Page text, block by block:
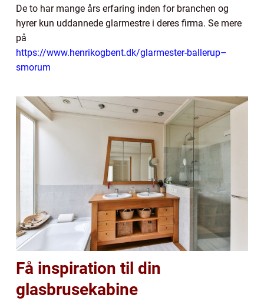
De to har mange års erfaring inden for branchen og
hyrer kun uddannede glarmestre i deres firma. Se mere
på
https://www.henrikogbent.dk/glarmester-ballerup–
smorum
Få inspiration til din
glasbrusekabine